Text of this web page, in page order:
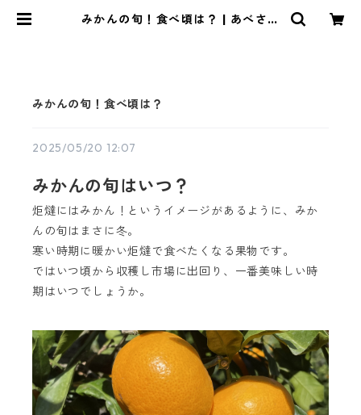
みかんの旬！食べ頃は？ | あべさん
みかんの旬！食べ頃は？
2025/05/20 12:07
みかんの旬はいつ？
炬燵にはみかん！というイメージがあるように、みか
んの旬はまさに冬。
寒い時期に暖かい炬燵で食べたくなる果物です。
ではいつ頃から収穫し市場に出回り、一番美味しい時
期はいつでしょうか。